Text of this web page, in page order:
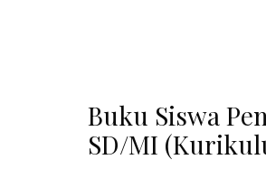
Buku Siswa
SD/MI